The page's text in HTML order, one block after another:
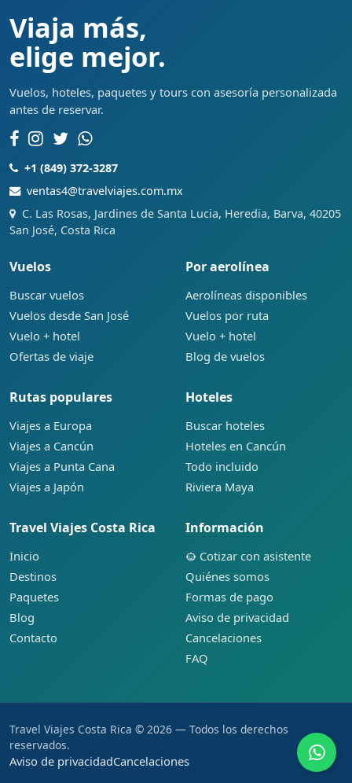
Viaja más,
elige mejor.
Vuelos, hoteles, paquetes y tours con asesoría personalizada
antes de reservar.
+1 (849) 372-3287
ventas4@travelviajes.com.mx
C. Las Rosas, Jardines de Santa Lucia, Heredia, Barva, 40205
San José, Costa Rica
Vuelos
Buscar vuelos
Vuelos desde San José
Vuelo + hotel
Ofertas de viaje
Por aerolínea
Aerolíneas disponibles
Vuelos por ruta
Vuelo + hotel
Blog de vuelos
Rutas populares
Viajes a Europa
Viajes a Cancún
Viajes a Punta Cana
Viajes a Japón
Hoteles
Buscar hoteles
Hoteles en Cancún
Todo incluido
Riviera Maya
Travel Viajes Costa Rica
Inicio
Destinos
Paquetes
Blog
Contacto
Información
Cotizar con asistente
Quiénes somos
Formas de pago
Aviso de privacidad
Cancelaciones
FAQ
Travel Viajes Costa Rica © 2026 — Todos los derechos
reservados.
Aviso de privacidadCancelaciones